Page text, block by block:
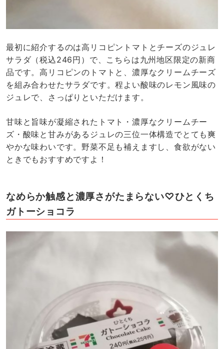
最初に紹介するのは高リコピントマトとチーズのジュレ
サラダ（税込246円）で、こちらは九州地区限定の新商
品です。高リコピンのトマトと、濃厚なクリームチーズ
を組み合わせたサラダです。程よい酸味のレモン風味の
ジュレで、さっぱりといただけます。
甘味と旨味が凝縮されたトマト・濃厚なクリームチー
ズ・酸味と甘みがあるジュレの三位一体構造でとても爽
やかな味わいです。野菜不足も補えますし、食欲がない
ときでもおすすめですよ！
なめらか触感と濃厚さがたまらない♡ひとくち
ガトーショコラ